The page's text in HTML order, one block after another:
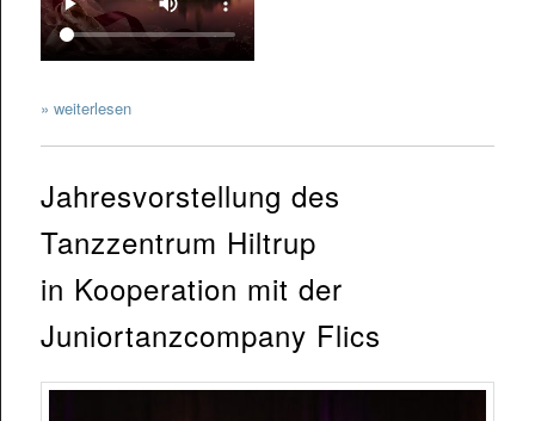
» weiterlesen
Jahresvorstellung des
Tanzzentrum Hiltrup
in Kooperation mit der
Juniortanzcompany Flics